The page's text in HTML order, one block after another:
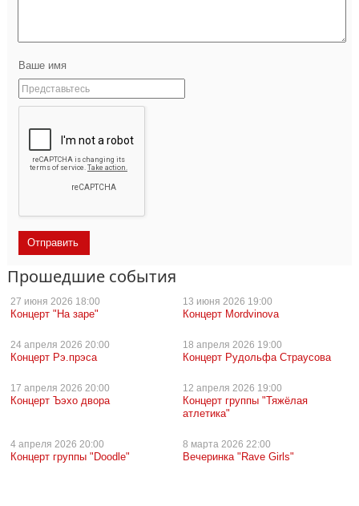
Ваше имя
Прошедшие события
27 июня 2026 18:00
Концерт "На заре"
13 июня 2026 19:00
Концерт Mordvinova
24 апреля 2026 20:00
Концерт Рэ.прэса
18 апреля 2026 19:00
Концерт Рудольфа Страусова
17 апреля 2026 20:00
Концерт Ъэхо двора
12 апреля 2026 19:00
Концерт группы "Тяжёлая
атлетика"
4 апреля 2026 20:00
Концерт группы "Doodle"
8 марта 2026 22:00
Вечеринка "Rave Girls"